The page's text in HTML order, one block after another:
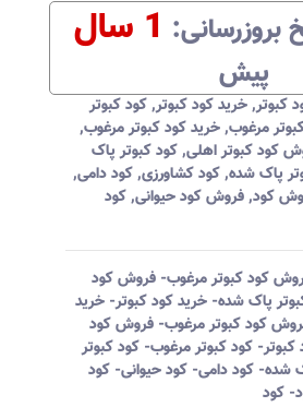
بروزرسانی:‌ 1 سال
پیش
کبوتر,خرید کود کبوتر,کود کبوتر
مرغوب,خرید کود کبوتر مرغوب,
کود کبوتر اهلی,کود کبوتر پاک
پاک شده,کود کشاورزی,کود دامی,
کود,فروش کود حیوانی,کود
کود کبوتر مرغوب- فروش کود
پاک شده- خرید کود کبوتر- خرید
کود کبوتر مرغوب- فروش کود
کود کبوتر مرغوب- کود کبوتر
شده- کود دامی- کود حیوانی- کود
کود